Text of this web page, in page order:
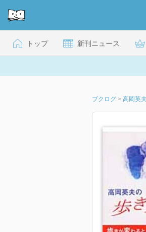
トップ 新刊ニュース
ブクログ > 高岡英夫